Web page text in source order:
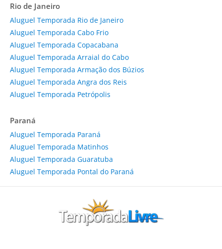
Rio de Janeiro
Aluguel Temporada Rio de Janeiro
Aluguel Temporada Cabo Frio
Aluguel Temporada Copacabana
Aluguel Temporada Arraial do Cabo
Aluguel Temporada Armação dos Búzios
Aluguel Temporada Angra dos Reis
Aluguel Temporada Petrópolis
Paraná
Aluguel Temporada Paraná
Aluguel Temporada Matinhos
Aluguel Temporada Guaratuba
Aluguel Temporada Pontal do Paraná